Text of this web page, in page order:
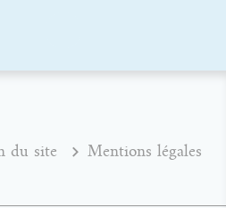
du site
Mentions légales